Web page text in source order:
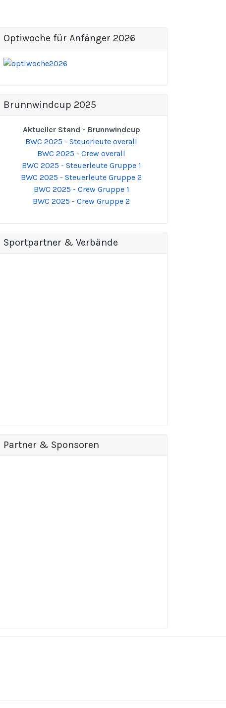
Optiwoche für Anfänger 2026
Brunnwindcup 2025
Aktueller Stand - Brunnwindcup
BWC 2025 - Steuerleute overall
BWC 2025 - Crew overall
BWC 2025 - Steuerleute Gruppe 1
BWC 2025 - Steuerleute Gruppe 2
BWC 2025 - Crew Gruppe 1
BWC 2025 - Crew Gruppe 2
Sportpartner & Verbände
Partner & Sponsoren